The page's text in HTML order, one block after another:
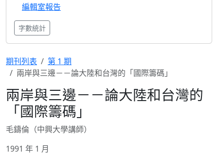
編輯室報告
字數統計
期刊列表
第 1 期
兩岸與三邊－－論大陸和台灣的「國際籌碼」
兩岸與三邊－－論大陸和台灣的
「國際籌碼」
毛鑄倫（中興大學講師）
1991 年 1 月